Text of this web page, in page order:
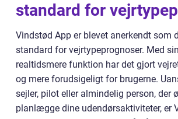
standard for
Vindstød App er blevet anerkendt som
standard for vejrtypeprognoser. Med
realtidsmere funktion har det gjort
og mere forudsigeligt for brugerne.
sejler, pilot eller almindelig person, der
planlægge dine udendørsaktiviteter, er